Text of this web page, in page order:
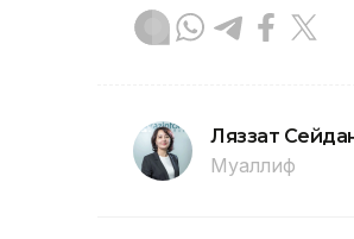
Ляззат
Муаллиф